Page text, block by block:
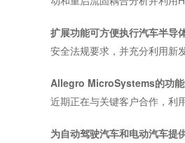
扩展功能可方便执行汽车半导
安全法规要求，并充分利用新
Allegro MicroSystems的功
近期正在与关键客户合作，利
为自动驾驶汽车和电动汽车提